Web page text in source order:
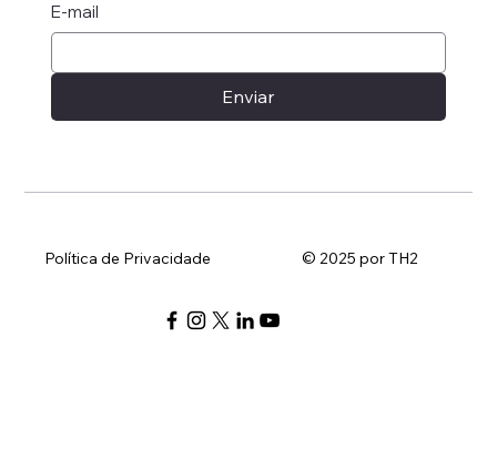
E-mail
Enviar
Política de Privacidade © 2025 por TH2